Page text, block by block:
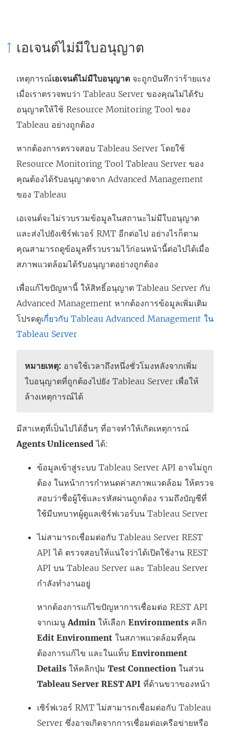
จ
เ
ปิ
ด
ใ
า
ง
ใ
ห
เอเจนต์ไม่มีใบอนุญาต
เหตุการณ์เอเจนต์ไม่มีใบอนุญาต จะถูกบันทึกว่าร้ายแรง
เมื่อเราตรวจพบว่า Tableau Server ของคุณไม่ได้รับ
อนุญาตให้ใช้ Resource Monitoring Tool ของ
Tableau อย่างถูกต้อง
หากต้องการตรวจสอบ Tableau Server โดยใช้
Resource Monitoring Tool Tableau Server ของ
คุณต้องได้รับอนุญาตจากAdvanced Management
ของ Tableau
เอเจนต์จะไม่รวบรวมข้อมูลในสถานะไม่มีใบอนุญาต
และส่งไปยังเซิร์ฟเวอร์ RMT อีกต่อไป อย่างไรก็ตาม
คุณสามารถดูข้อมูลที่รวบรวมไว้ก่อนหน้านี้ต่อไปได้เมื่อ
สภาพแวดล้อมได้รับอนุญาตอย่างถูกต้อง
เพื่อแก้ไขปัญหานี้ ให้สิทธิ์อนุญาต Tableau Server กับ
Advanced Management หากต้องการข้อมูลเพิ่มเติม
โปรดดูเกี่ยวกับ Tableau Advanced Management ใน
Tableau Server
หมายเหตุ: อาจใช้เวลาถึงหนึ่งชั่วโมงหลังจากเพิ่ม
ใบอนุญาตที่ถูกต้องไปยัง Tableau Server เพื่อให้
ล้างเหตุการณ์ได้
มีสาเหตุที่เป็นไปได้อื่นๆ ที่อาจทำให้เกิดเหตุการณ์
Agents Unlicensed ได้:
ข้อมูลเข้าสู่ระบบ Tableau Server API อาจไม่ถูก
ต้อง ในหน้าการกำหนดค่าสภาพแวดล้อม ให้ตรวจ
สอบว่าชื่อผู้ใช้และรหัสผ่านถูกต้อง รวมถึงบัญชีที่
ใช้มีบทบาทผู้ดูแลเซิร์ฟเวอร์บน Tableau Server
ไม่สามารถเชื่อมต่อกับ Tableau Server REST
API ได้ ตรวจสอบให้แน่ใจว่าได้เปิดใช้งาน REST
API บน Tableau Server และ Tableau Server
กำลังทำงานอยู่
หากต้องการแก้ไขปัญหาการเชื่อมต่อ REST API
จากเมนูAdmin ให้เลือก Environments คลิก
Edit Environment ในสภาพแวดล้อมที่คุณ
ต้องการแก้ไข และในแท็บ Environment
Details ให้คลิกปุ่ม Test Connection ในส่วน
Tableau Server REST API ที่ด้านขวาของหน้า
เซิร์ฟเวอร์ RMT ไม่สามารถเชื่อมต่อกับ Tableau
Server ซึ่งอาจเกิดจากการเชื่อมต่อเครือข่ายหรือ